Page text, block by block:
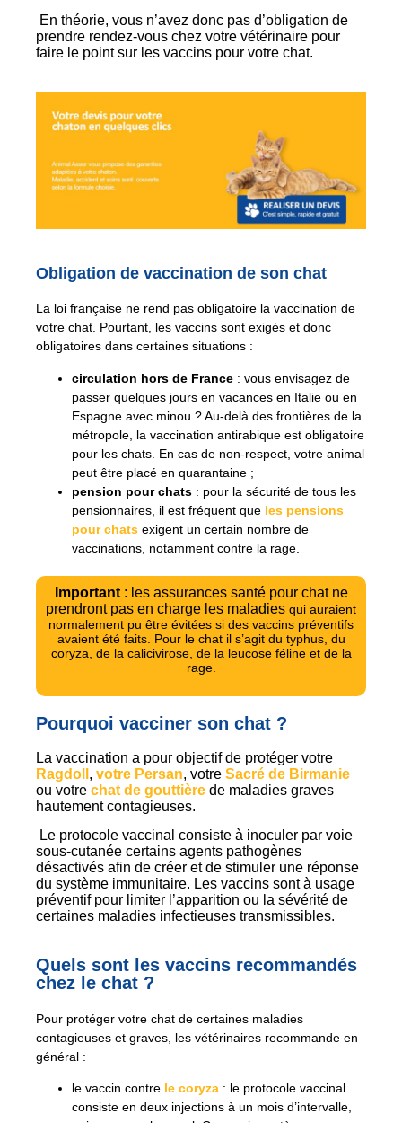
En théorie, vous n’avez donc pas d’obligation de
prendre rendez-vous chez votre vétérinaire pour
faire le point sur les vaccins pour votre chat.
Obligation de vaccination de son chat
La loi française ne rend pas obligatoire la vaccination de
votre chat. Pourtant, les vaccins sont exigés et donc
obligatoires dans certaines situations :
circulation hors de France : vous envisagez de
passer quelques jours en vacances en Italie ou en
Espagne avec minou ? Au-delà des frontières de la
métropole, la vaccination antirabique est obligatoire
pour les chats. En cas de non-respect, votre animal
peut être placé en quarantaine ;
pension pour chats : pour la sécurité de tous les
pensionnaires, il est fréquent que les pensions
pour chats exigent un certain nombre de
vaccinations, notamment contre la rage.
Important: les assurances santé pour chat ne
prendront pas en charge les maladies qui auraient
normalement pu être évitées si des vaccins préventifs
avaient été faits. Pour le chat il s’agit du typhus, du
coryza, de la calicivirose, de la leucose féline et de la
rage.
Pourquoi vacciner son chat ?
La vaccination a pour objectif de protéger votre
Ragdoll , votre Persan, votre Sacré de Birmanie
ou votre chat de gouttière de maladies graves
hautement contagieuses.
Le protocole vaccinal consiste à inoculer par voie
sous-cutanée certains agents pathogènes
désactivés afin de créer et de stimuler une réponse
du système immunitaire. Les vaccins sont à usage
préventif pour limiter l’apparition ou la sévérité de
certaines maladies infectieuses transmissibles.
Quels sont les vaccins recommandés
chez le chat ?
Pour protéger votre chat de certaines maladies
contagieuses et graves, les vétérinaires recommande en
général :
le vaccin contre le coryza : le protocole vaccinal
consiste en deux injections à un mois d’intervalle,